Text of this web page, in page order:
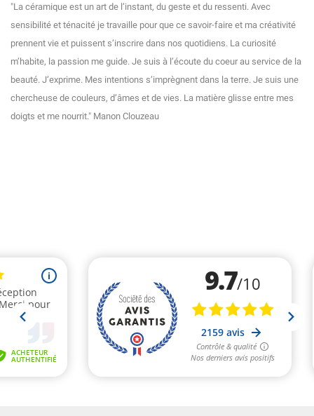
"La céramique est un art de l’instant, du geste et du ressenti. Avec
sensibilité et ténacité je travaille pour que ce savoir-faire et ma créativité
prennent vie et puissent s’inscrire dans nos quotidiens. La curiosité
m’habite, la passion me guide. Je suis à l’écoute du coeur au service de la
beauté. J’exprime. Mes intentions s’imprègnent dans la terre. Je suis une
chercheuse de couleurs, d’âmes et de vies. La matière glisse entre mes
doigts et me nourrit." Manon Clouzeau